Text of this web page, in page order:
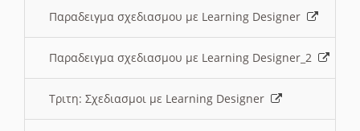
Παραδειγμα σχεδιασμου με Learning Designer
Παραδειγμα σχεδιασμου με Learning Designer_2
Τριτη: Σχεδιασμοι με Learning Designer